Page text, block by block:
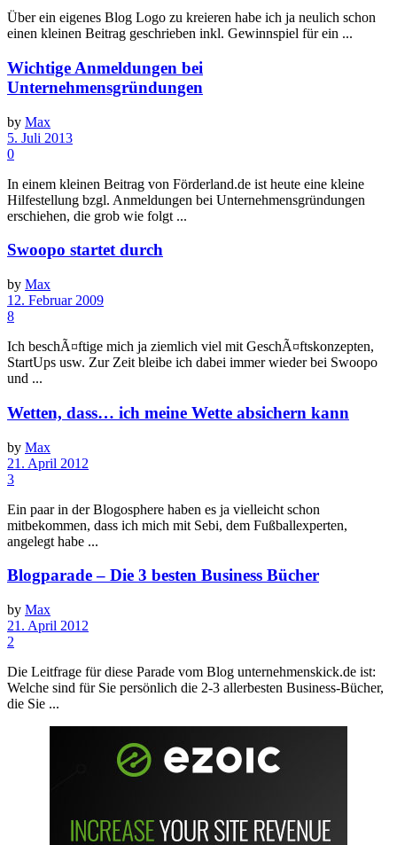
Über ein eigenes Blog Logo zu kreieren habe ich ja neulich schon
einen kleinen Beitrag geschrieben inkl. Gewinnspiel für ein ...
Wichtige Anmeldungen bei
Unternehmensgründungen
by Max
5. Juli 2013
0
In einem kleinen Beitrag von Förderland.de ist heute eine kleine
Hilfestellung bzgl. Anmeldungen bei Unternehmensgründungen
erschiehen, die grob wie folgt ...
Swoopo startet durch
by Max
12. Februar 2009
8
Ich beschÃ¤ftige mich ja ziemlich viel mit GeschÃ¤ftskonzepten,
StartUps usw. Zur Zeit bleibe ich dabei immer wieder bei Swoopo
und ...
Wetten, dass… ich meine Wette absichern kann
by Max
21. April 2012
3
Ein paar in der Blogosphere haben es ja vielleicht schon
mitbekommen, dass ich mich mit Sebi, dem Fußballexperten,
angelegt habe ...
Blogparade – Die 3 besten Business Bücher
by Max
21. April 2012
2
Die Leitfrage für diese Parade vom Blog unternehmenskick.de ist:
Welche sind für Sie persönlich die 2-3 allerbesten Business-Bücher,
die Sie ...